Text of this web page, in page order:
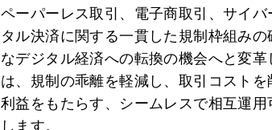
ペーパーレス取引、電子商取引、サイ
タル決済に関する一貫した規制枠組み
なデジタル経済への転換の機会へと変
は、規制の乖離を軽減し、取引コスト
利益をもたらす、シームレスで相互運
します。